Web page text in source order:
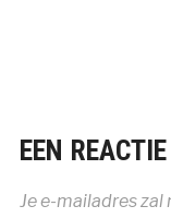
EEN
Je e-mailadres